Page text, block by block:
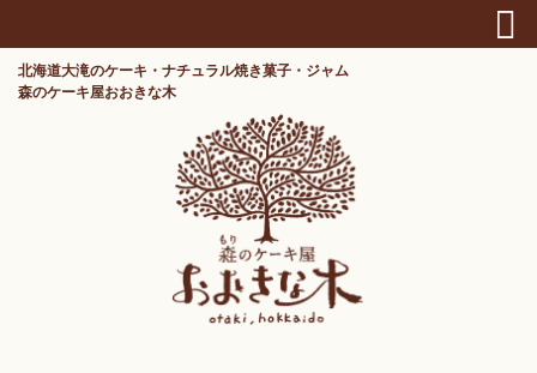
北海道大滝のケーキ・ナチュラル焼き菓子・ジャム
森のケーキ屋おおきな木